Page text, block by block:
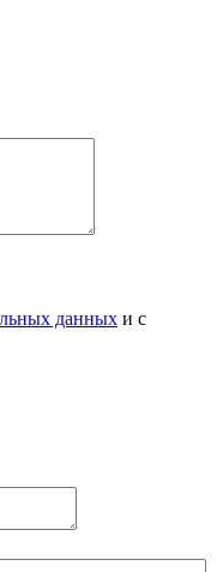
данных и с